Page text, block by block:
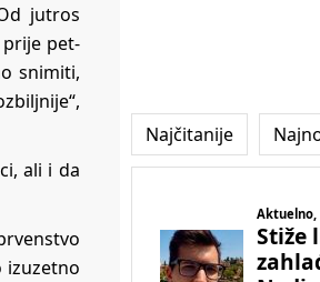
jutros
pet-
snimiti,
ali i da
izuzetno
Najčitanije